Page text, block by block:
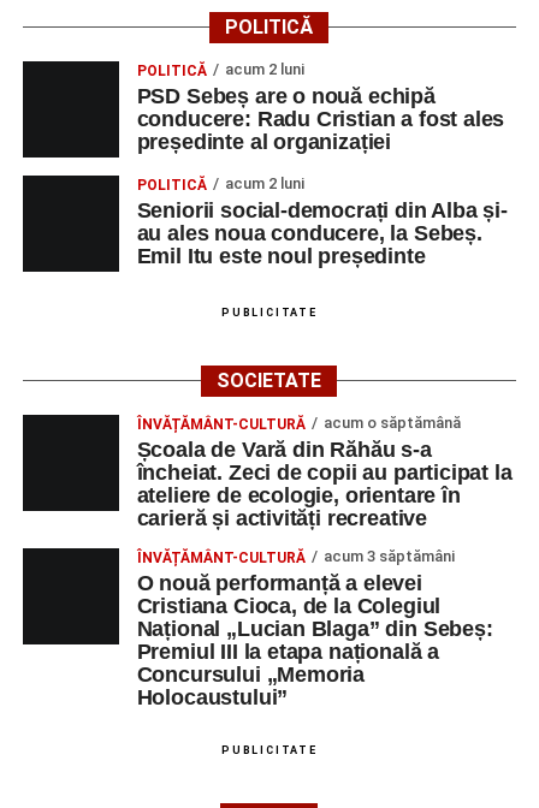
organizatorii pentru buna desfășurare a evenimentului.
Am descoperit că multa știință ori funcția sau statutul nu
ține loc de caracter, de omenie. Voi păstra gândul ferm că
omul sfințește locul.”(Prof. Ciobanu Crenguța Vasilica)
„O mare familie, o comunitate pentru trup, minte și suflet,
un mod de a lua o gură de aer într-un bombardament
informatic, mediatic și psihologic.”(Prof. Boncea Niculina
apoi în viața noastră, modul de adresare, tonul și gestica
sunt vitale.”
(Prof. Ciura Marinela)
Privind spre ediția următoare
În încheierea evenimentului, organizatorii au anunțat tema
ediției din 2027, dedicată relației dintre caracter, valori și
educație. După trei ediții care au abordat comunicarea
didactică, dinamica diferențelor, participarea și luarea
deciziilor, comunitatea Sinaxa Educațională își propune
să revină la întrebările fundamentale despre valorile care
stau la baza actului educațional și despre rolul
POLITICĂ
POLITICĂ acum 2 luni
PSD Sebeș are o nouă echipă
conducere: Radu Cristian a fost ales
președinte al organizației
POLITICĂ acum 2 luni
Seniorii social-democrați din Alba și-
au ales noua conducere, la Sebeș.
Emil Itu este noul președinte
PUBLICITATE
SOCIETATE
ÎNVĂȚĂMÂNT-CULTURĂ acum o săptămână
Școala de Vară din Răhău s-a
încheiat. Zeci de copii au participat la
ateliere de ecologie, orientare în
carieră și activități recreative
ÎNVĂȚĂMÂNT-CULTURĂ acum 3 săptămâni
O nouă performanță a elevei
Cristiana Cioca, de la Colegiul
Național „Lucian Blaga” din Sebeș:
Premiul III la etapa națională a
Concursului „Memoria
Holocaustului”
PUBLICITATE